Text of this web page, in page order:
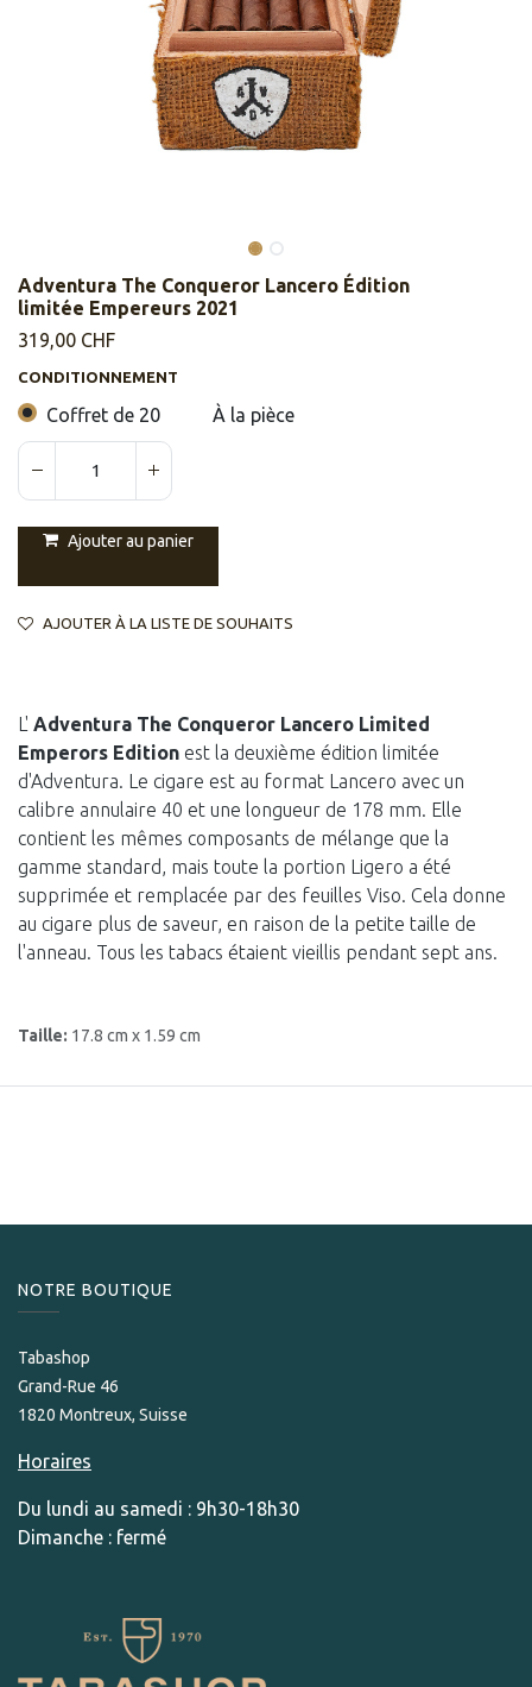
Adventura The Conqueror Lancero Édition
limitée Empereurs 2021
319,00 CHF
CONDITIONNEMENT
Coffret de 20 À la pièce
Ajouter au panier
AJOUTER À LA LISTE DE SOUHAITS
L' Adventura The Conqueror Lancero Limited
Emperors Edition est la deuxième édition limitée
d'Adventura. Le cigare est au format Lancero avec un
calibre annulaire 40 et une longueur de 178 mm. Elle
contient les mêmes composants de mélange que la
gamme standard, mais toute la portion Ligero a été
supprimée et remplacée par des feuilles Viso. Cela donne
au cigare plus de saveur, en raison de la petite taille de
l'anneau. Tous les tabacs étaient vieillis pendant sept ans.
Taille: 17.8 cm x 1.59 cm
NOTRE BOUTIQUE
Tabashop
Grand-Rue 46
1820 Montreux, Suisse
Horaires
Du lundi au samedi : 9h30-18h30
Dimanche : fermé